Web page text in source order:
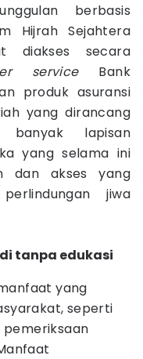
berbasis
Hijrah Sejahtera
diakses secara
serviceBank
produk asuransi
yang dirancang
banyak lapisan
yang selama ini
dan akses yang
jiwa
tanpa edukasi
yang
seperti